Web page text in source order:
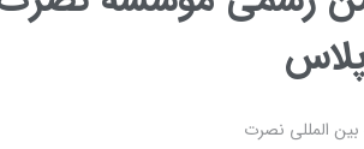
المللی نصرت